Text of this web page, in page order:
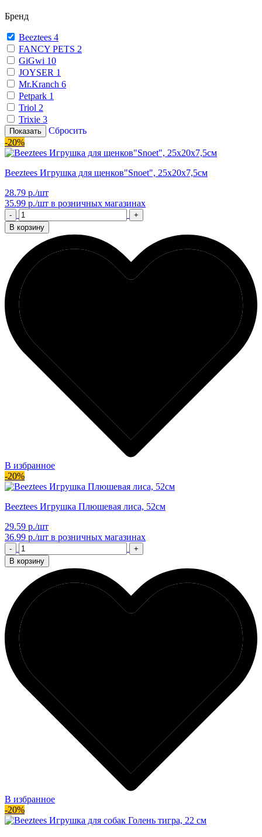
Бренд
Beeztees 4
FANCY PETS 2
GiGwi 10
JOYSER 1
Mr.Kranch 6
Petpark 1
Triol 2
Trixie 3
Показать
Сбросить
-20%
Beeztees Игрушка для щенков"Snoet", 25х20х7,5см
28.79 р./шт
35.99 р./шт в розничных магазинах
-
+
В корзину
В избранное
-20%
Beeztees Игрушка Плюшевая лиса, 52см
29.59 р./шт
36.99 р./шт в розничных магазинах
-
+
В корзину
В избранное
-20%